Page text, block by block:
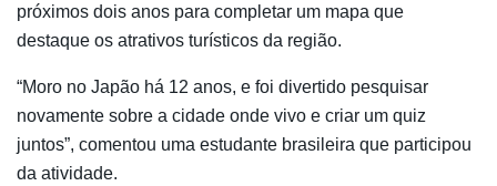
próximos dois anos para completar um mapa que
destaque os atrativos turísticos da região.
“Moro no Japão há 12 anos, e foi divertido pesquisar
novamente sobre a cidade onde vivo e criar um quiz
juntos”, comentou uma estudante brasileira que participou
da atividade.